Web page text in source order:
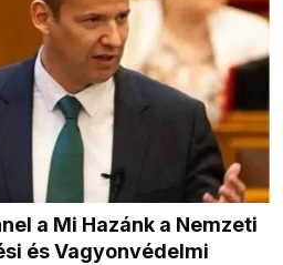
a Mi Hazánk a Nemzeti
és Vagyonvédelmi